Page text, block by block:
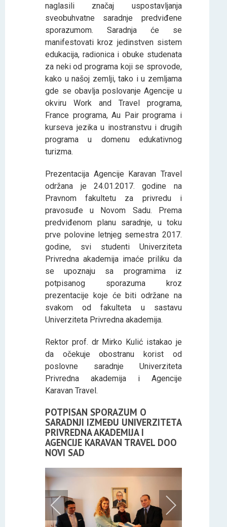
naglasili značaj uspostavljanja
sveobuhvatne saradnje predviđene
sporazumom. Saradnja će se
manifestovati kroz jedinstven sistem
edukacija, radionica i obuke studenata
za neki od programa koji se sprovode,
kako u našoj zemlji, tako i u zemljama
gde se obavlja poslovanje Agencije u
okviru Work and Travel programa,
France programa, Au Pair programa i
kurseva jezika u inostranstvu i drugih
programa u domenu edukativnog
turizma.
Prezentacija Agencije Karavan Travel
održana je 24.01.2017. godine na
Pravnom fakultetu za privredu i
pravosuđe u Novom Sadu. Prema
predviđenom planu saradnje, u toku
prve polovine letnjeg semestra 2017.
godine, svi studenti Univerziteta
Privredna akademija imaće priliku da
se upoznaju sa programima iz
potpisanog sporazuma kroz
prezentacije koje će biti održane na
svakom od fakulteta u sastavu
Univerziteta Privredna akademija.
Rektor prof. dr Mirko Kulić istakao je
da očekuje obostranu korist od
poslovne saradnje Univerziteta
Privredna akademija i Agencije
Karavan Travel.
POTPISAN SPORAZUM O
SARADNJI IZMEĐU UNIVERZITETA
PRIVREDNA AKADEMIJA I
AGENCIJE KARAVAN TRAVEL DOO
NOVI SAD